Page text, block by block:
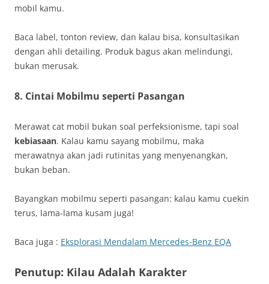
mobil kamu.
Baca label, tonton review, dan kalau bisa, konsultasikan
dengan ahli detailing. Produk bagus akan melindungi,
bukan merusak.
8. Cintai Mobilmu seperti Pasangan
Merawat cat mobil bukan soal perfeksionisme, tapi soal
kebiasaan. Kalau kamu sayang mobilmu, maka
merawatnya akan jadi rutinitas yang menyenangkan,
bukan beban.
Bayangkan mobilmu seperti pasangan: kalau kamu cuekin
terus, lama-lama kusam juga!
Baca juga : Eksplorasi Mendalam Mercedes-Benz EQA
Penutup: Kilau Adalah Karakter